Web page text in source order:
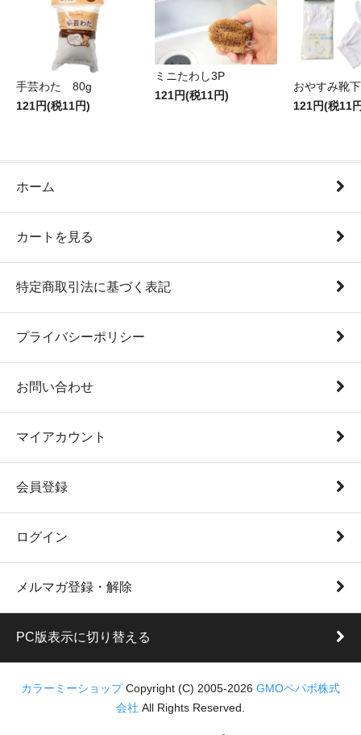
手芸わた 80g
121円(税11円)
ミニたわし3P
121円(税11円)
おやすみ靴下
121円(税11
ホーム
カートを見る
特定商取引法に基づく表記
プライバシーポリシー
お問い合わせ
マイアカウント
会員登録
ログイン
メルマガ登録・解除
PC版表示に切り替える
カラーミーショップ Copyright (C) 2005-2026 GMOペパボ株式
会社 All Rights Reserved.